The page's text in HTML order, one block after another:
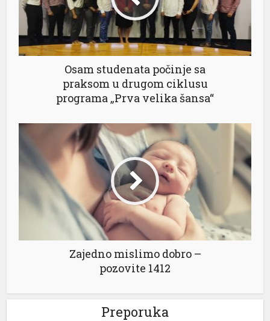
Osam studenata počinje sa
praksom u drugom ciklusu
programa „Prva velika šansa“
Zajedno mislimo dobro –
pozovite 1412
Preporuka